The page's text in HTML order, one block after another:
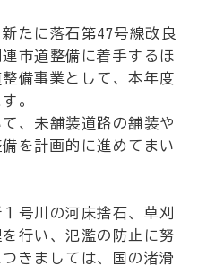
たに落石第47号線改良
市道整備に着手するほ
備事業として、本年度
。
、未舗装道路の舗装や
を計画的に進めてまい
号川の河床捨石、草刈
行い、氾濫の防止に努
きましては、国の渚滑